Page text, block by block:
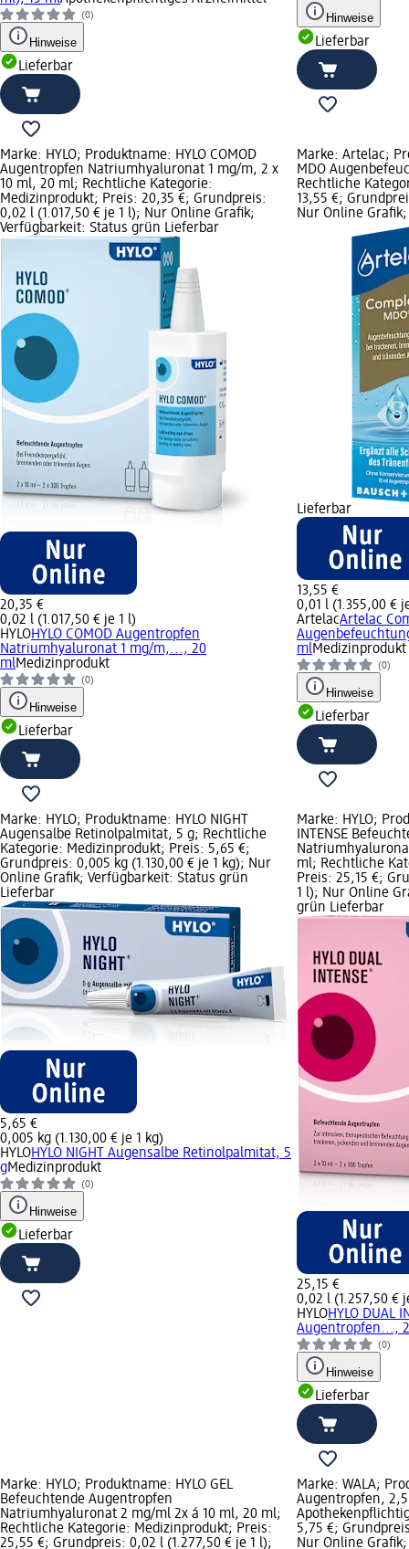
(0)
Hinweise
Lieferbar
Hinweise
Lieferbar
Marke: HYLO; Produktname: HYLO COMOD
Augentropfen Natriumhyaluronat 1 mg/m, 2 x
10 ml, 20 ml; Rechtliche Kategorie:
Medizinprodukt; Preis: 20,35 €; Grundpreis:
0,02 l (1.017,50 € je 1 l); Nur Online Grafik;
Verfügbarkeit: Status grün Lieferbar
20,35 €
0,02 l (1.017,50 € je 1 l)
HYLOHYLO COMOD Augentropfen
Natriumhyaluronat 1 mg/m,..., 20
mlMedizinprodukt
(0)
Hinweise
Lieferbar
Marke: Artelac;
MDO
Rechtliche
13,55 €;
Nur Online
Lieferbar
13,55 €
0,01 l (1.355,00 €
ArtelacArtelac
mlMedizinprodukt
(0)
Hinweise
Lieferbar
Marke: HYLO; Produktname: HYLO NIGHT
Augensalbe Retinolpalmitat, 5 g; Rechtliche
Kategorie: Medizinprodukt; Preis: 5,65 €;
Grundpreis: 0,005 kg (1.130,00 € je 1 kg); Nur
Online Grafik; Verfügbarkeit: Status grün
Lieferbar
5,65 €
0,005 kg (1.130,00 € je 1 kg)
HYLOHYLO NIGHT Augensalbe Retinolpalmitat, 5
gMedizinprodukt
(0)
Hinweise
Lieferbar
Marke: HYLO;
INTENSE
ml; Rechtliche
Preis: 25,15 €;
1 l); Nur Online
grün Lieferbar
25,15 €
0,02 l (1.257,50 €
HYLOHYLO DUAL
Augentropfen...,
(0)
Hinweise
Lieferbar
Marke: HYLO; Produktname: HYLO GEL
Befeuchtende Augentropfen
Natriumhyaluronat 2 mg/ml 2x á 10 ml, 20 ml;
Rechtliche Kategorie: Medizinprodukt; Preis:
25,55 €; Grundpreis: 0,02 l (1.277,50 € je 1 l);
Marke: WALA;
Augentropfen,
5,75 €;
Nur Online